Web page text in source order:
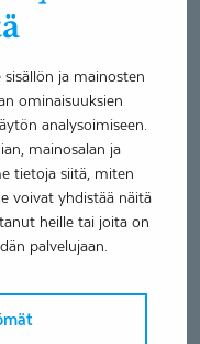
ja mainosten
ominaisuuksien
analysoimiseen.
mainosalan ja
tietoja siitä, miten
voivat yhdistää näitä
heille tai joita on
palvelujaan.
Kuusamon ja
vuosia ja
työssäni, minkä